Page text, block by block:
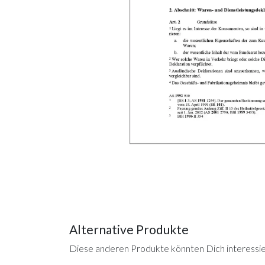
Alternative Produkte
Diese anderen Produkte könnten Dich